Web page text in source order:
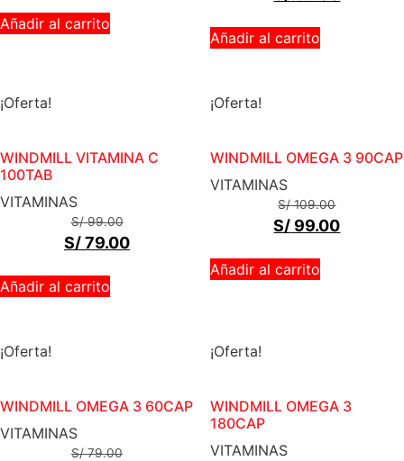
Añadir al carrito
Añadir al carrito
¡Oferta!
WINDMILL VITAMINA C
100TAB
VITAMINAS
S/99.00
S/79.00
Añadir al carrito
¡Oferta!
WINDMILL OMEGA 3 90CAP
VITAMINAS
S/109.00
S/ 99.00
Añadir al carrito
¡Oferta!
WINDMILL OMEGA 3 60CAP
VITAMINAS
S/79.00
¡Oferta!
WINDMILL OMEGA 3
180CAP
VITAMINAS